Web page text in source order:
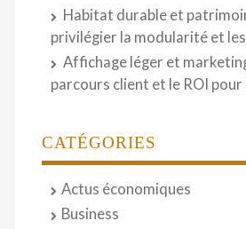
Habitat durable et
privilégier la modularité et
Affichage léger et
parcours client et le ROI
CATÉGORIES
Actus économiques
Business